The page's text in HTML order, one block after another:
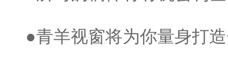
●青羊视窗将为你量身打